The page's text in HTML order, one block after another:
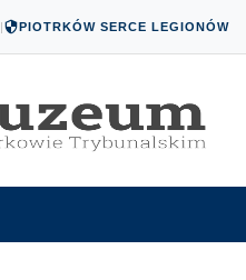
| PIOTRKÓW SERCE LEGIONÓW